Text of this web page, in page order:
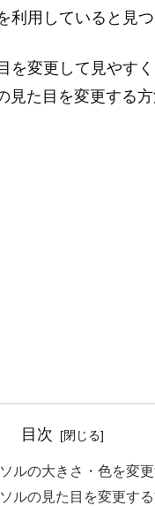
用していると見
を変更して見やす
た目を変更する方
目次
ルの大きさ・色を変
ルの見た目を変更す